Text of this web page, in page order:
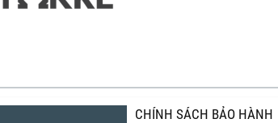
CHÍNH SÁCH BẢO HÀNH